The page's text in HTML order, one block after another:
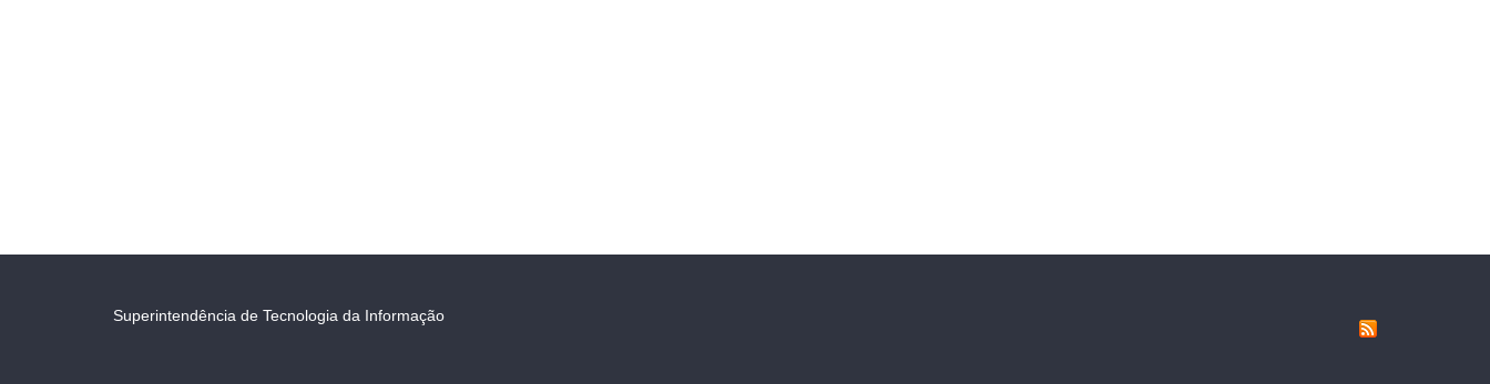
Superintendência de Tecnologia da Informação